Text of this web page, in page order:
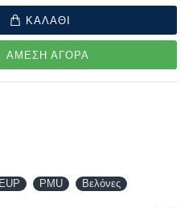
ΚΑΛΑΘΙ
ΑΜΕΣΗ ΑΓΟΡΑ
PMU Βελόνες